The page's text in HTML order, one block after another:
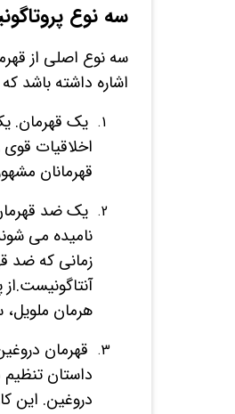
سه نوع
سه نوع اصلی از
اشاره داشته باشد
یک قهرمان.
اخلاقیات
قهرمانان
یک ضد
نامیده می
زمانی که ضد
هرمان
قهرمان
داستان
دروغین. این